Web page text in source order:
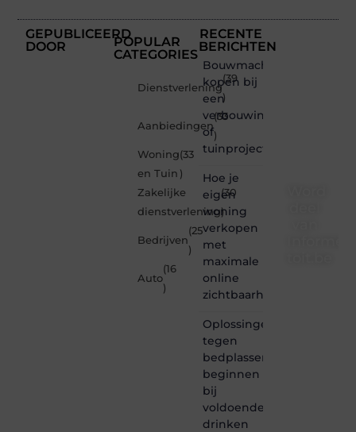
GEPUBLICEERD
DOOR
POPULAR
CATEGORIES
Dienstverlening
(39
)
Aanbiedingen
(33
)
Woning
en Tuin
(33
)
Zakelijke
dienstverlening
(30
)
Bedrijven
(25
)
Auto
(16
)
RECENTE
BERICHTEN
Bouwmachines
kopen bij
een
verbouwing
of
tuinproject
Hoe je
eigen
woning
verkopen
met
maximale
online
zichtbaarheid
Oplossingen
tegen
bedplassen
beginnen
bij
voldoende
drinken